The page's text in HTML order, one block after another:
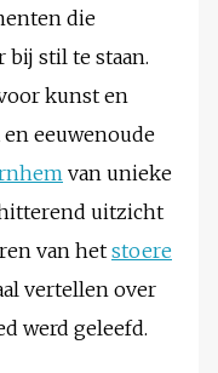
die
bij stil te staan.
kunst en
eeuwenoude
van unieke
uitzicht
van het stoere
vertellen over
werd geleefd.